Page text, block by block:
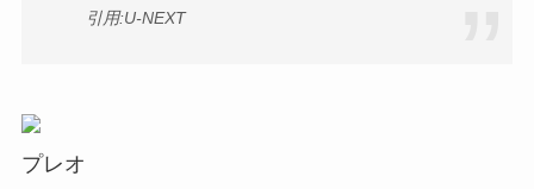
引用:U-NEXT
プレオ